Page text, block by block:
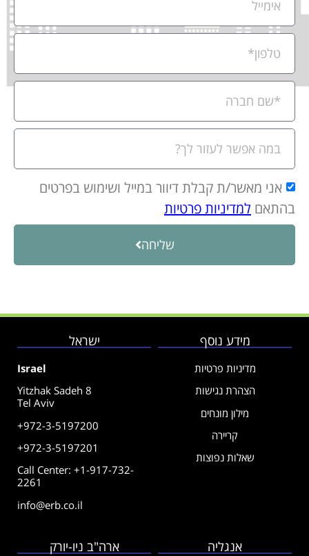
אני מאשר/ת קבלת דיוור במייל ושימוש בפרטים
בהתאם למדיניות פרטיות
שליחה
מידע נוסף
מדיניות פרטיות
הצהרת נגישות
מילון מונחים
קריירה
שאלות נפוצות
ישראל
Israel
Yitzhak Sadeh 8
Tel Aviv
+972-3-5197200
+972-3-5197201
Call Center: +1-917-732-
2261
info@erb.co.il
אנגליה ארה"ב ניו-יורק